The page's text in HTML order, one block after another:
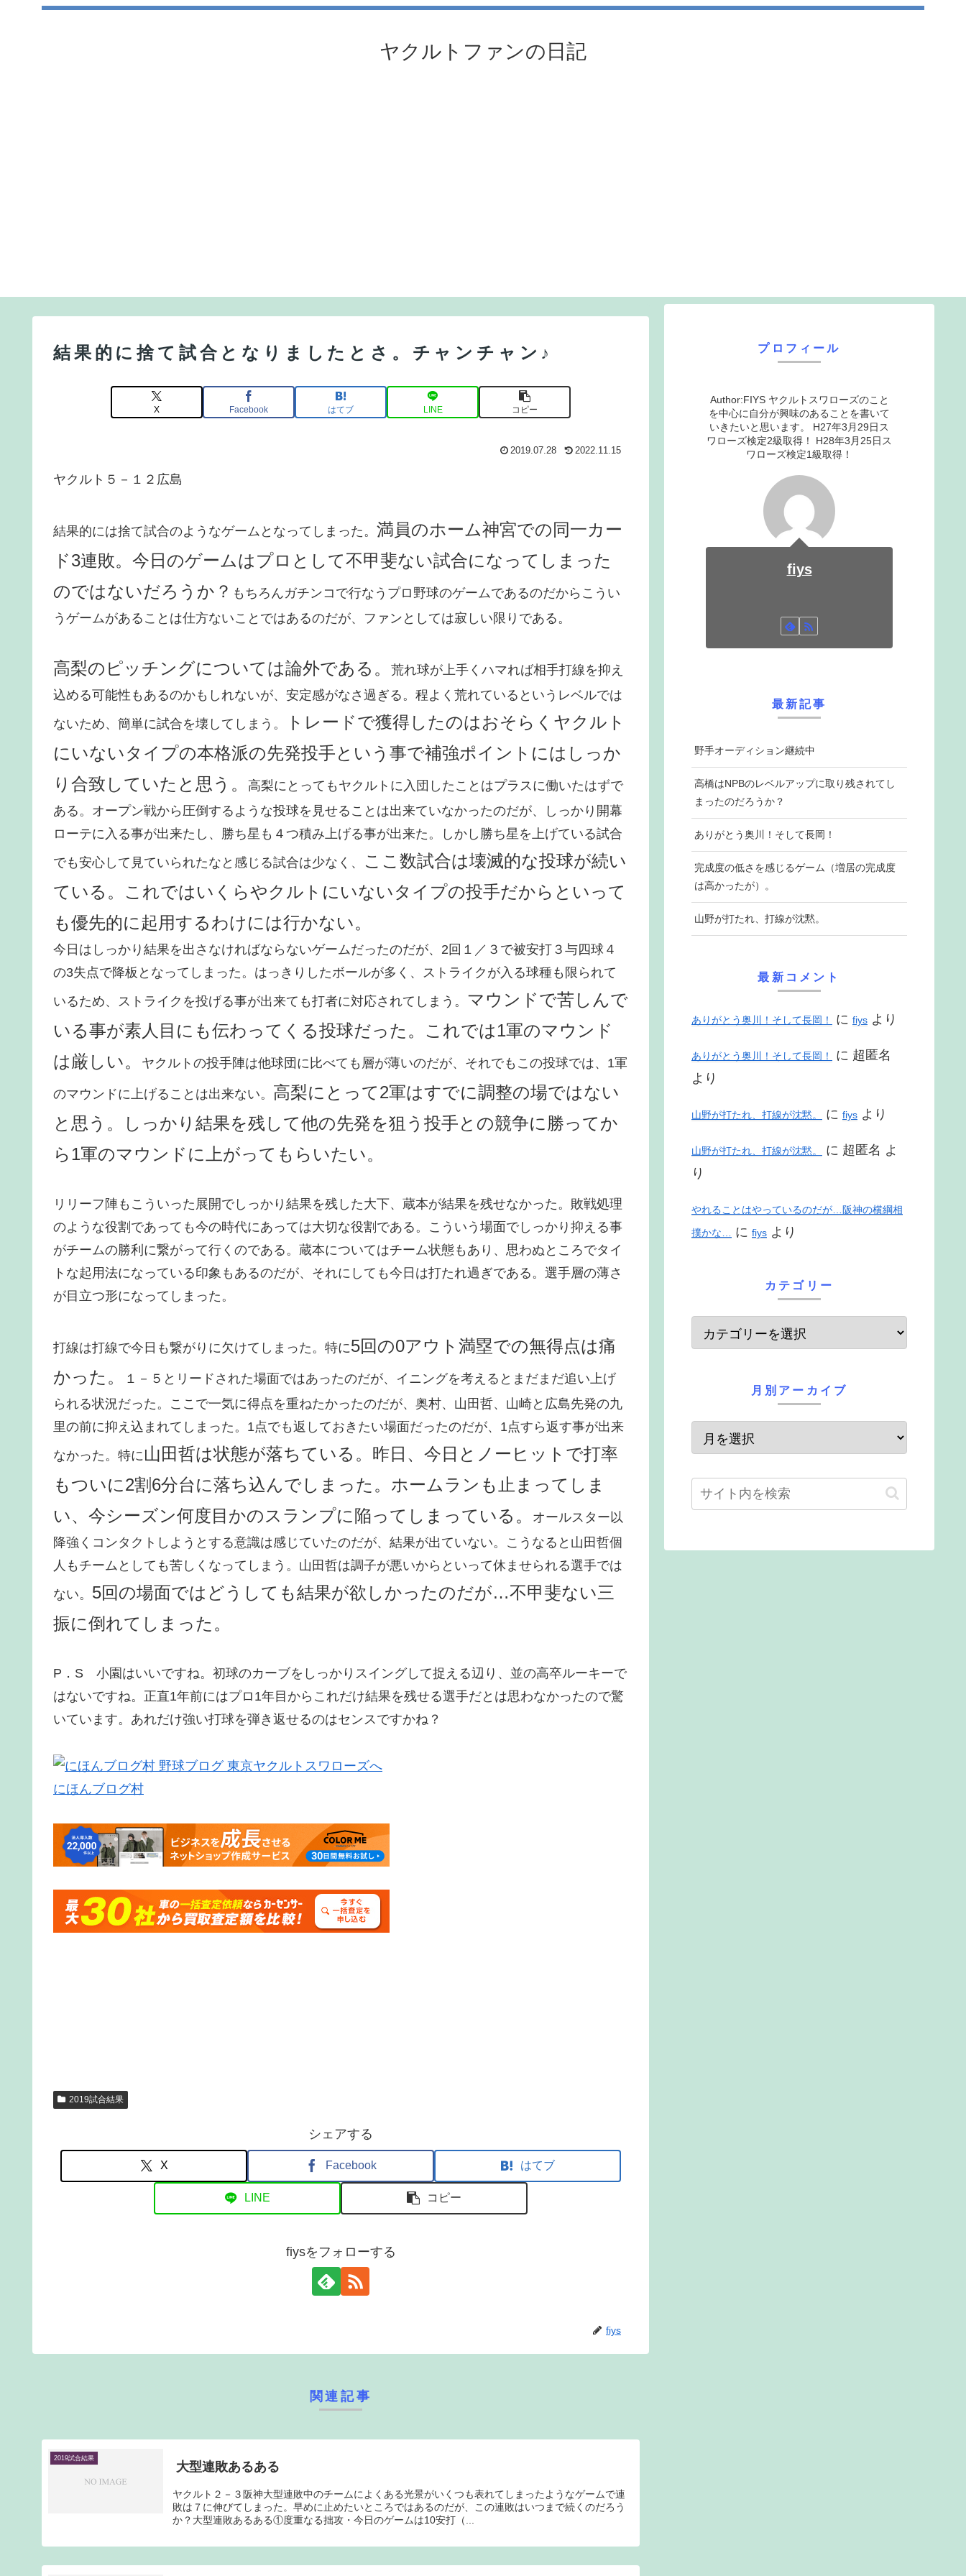
ヤクルトファンの日記
結果的に捨て試合となりましたとさ。チャンチャン♪
X Facebook はてブ LINE コピー
2019.07.28 2022.11.15
ヤクルト５－１２広島
結果的には捨て試合のようなゲームとなってしまった。 満員のホーム神宮での同一カー
ド3連敗。今日のゲームはプロとして不甲斐ない試合になってしまった
のではないだろうか？ もちろんガチンコで行なうプロ野球のゲームであるのだからこうい
うゲームがあることは仕方ないことではあるのだが、ファンとしては寂しい限りである。
高梨のピッチングについては論外である。
荒れ球が上手くハマれば相手打線を抑え
込める可能性もあるのかもしれないが、安定感がなさ過ぎる。程よく荒れているというレベルでは
ないため、簡単に試合を壊してしまう。
トレードで獲得したのはおそらくヤクルト
にいないタイプの本格派の先発投手という事で補強ポイントにはしっか
り合致していたと思う。
高梨にとってもヤクルトに入団したことはプラスに働いたはずで
ある。オープン戦から圧倒するような投球を見せることは出来ていなかったのだが、しっかり開幕
ローテに入る事が出来たし、勝ち星も４つ積み上げる事が出来た。しかし勝ち星を上げている試合
でも安心して見ていられたなと感じる試合は少なく、
ここ数試合は壊滅的な投球が続い
ている。これではいくらやクルトにいないタイプの投手だからといって
も優先的に起用するわけには行かない。
今日はしっかり結果を出さなければならないゲームだったのだが、2回１／３で被安打３与四球４
の3失点で降板となってしまった。はっきりしたボールが多く、ストライクが入る球種も限られて
いるため、ストライクを投げる事が出来ても打者に対応されてしまう。 マウンドで苦しんで
いる事が素人目にも伝わってくる投球だった。これでは1軍のマウンド
は厳しい。
ヤクルトの投手陣は他球団に比べても層が薄いのだが、それでもこの投球では、1軍
のマウンドに上げることは出来ない。 高梨にとって2軍はすでに調整の場ではない
と思う。しっかり結果を残して他の先発を狙う投手との競争に勝ってか
ら1軍のマウンドに上がってもらいたい。
リリーフ陣もこういった展開でしっかり結果を残した大下、蔵本が結果を残せなかった。敗戦処理
のような役割であっても今の時代にあっては大切な役割である。こういう場面でしっかり抑える事
がチームの勝利に繋がって行くのである。蔵本についてはチーム状態もあり、思わぬところでタイ
トな起用法になっている印象もあるのだが、それにしても今日は打たれ過ぎである。選手層の薄さ
が目立つ形になってしまった。
打線は打線で今日も繋がりに欠けてしまった。特に5回の0アウト満塁での無得点は痛
かった。
１－５とリードされた場面ではあったのだが、イニングを考えるとまだまだ追い上げ
られる状況だった。ここで一気に得点を重ねたかったのだが、奥村、山田哲、山崎と広島先発の九
里の前に抑え込まれてしまった。1点でも返しておきたい場面だったのだが、1点すら返す事が出来
なかった。特に 山田哲は状態が落ちている。昨日、今日とノーヒットで打率
もついに2割6分台に落ち込んでしまった。ホームランも止まってしま
い、今シーズン何度目かのスランプに陥ってしまっている。
オールスター以
降強くコンタクトしようとする意識は感じていたのだが、結果が出ていない。こうなると山田哲個
人もチームとしても苦しくなってしまう。山田哲は調子が悪いからといって休ませられる選手では
ない。 5回の場面ではどうしても結果が欲しかったのだが…不甲斐ない三
振に倒れてしまった。
P．S 小園はいいですね。初球のカーブをしっかりスイングして捉える辺り、並の高卒ルーキーで
はないですね。正直1年前にはプロ1年目からこれだけ結果を残せる選手だとは思わなかったので驚
いています。あれだけ強い打球を弾き返せるのはセンスですかね？
にほんブログ村
2019試合結果
シェアする
X Facebook はてブ
LINE コピー
fiysをフォローする
fiys
関連記事
2019試合結果
大型連敗あるある
ヤクルト２－３阪神大型連敗中のチームによくある光景がいくつも表れてしまったようなゲームで連
敗は７に伸びてしまった。早めに止めたいところではあるのだが、この連敗はいつまで続くのだろう
か？大型連敗あるある①度重なる拙攻・今日のゲームは10安打（...
プロフィール
Author:FIYS ヤクルトスワローズのこと
を中心に自分が興味のあることを書いて
いきたいと思います。 H27年3月29日ス
ワローズ検定2級取得！ H28年3月25日ス
ワローズ検定1級取得！
fiys
最新記事
野手オーディション継続中
高橋はNPBのレベルアップに取り残されてし
まったのだろうか？
ありがとう奥川！そして長岡！
完成度の低さを感じるゲーム（増居の完成度
は高かったが）。
山野が打たれ、打線が沈黙。
最新コメント
ありがとう奥川！そして長岡！ に fiys より
ありがとう奥川！そして長岡！ に 超匿名
より
山野が打たれ、打線が沈黙。 に fiys より
山野が打たれ、打線が沈黙。 に 超匿名 よ
り
やれることはやっているのだが…阪神の横綱相
撲かな… に fiys より
カテゴリー
月別アーカイブ